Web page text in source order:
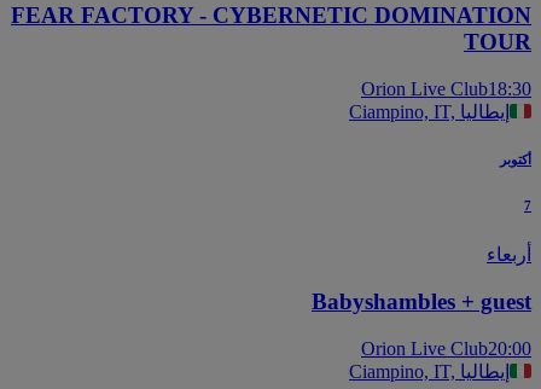
FEAR FACTORY - CYBERNETIC
Orion Live Club
Ciampino, IT, إيطاليا
Babyshambles +
Orion Live Club
Ciampino, IT, إيطاليا